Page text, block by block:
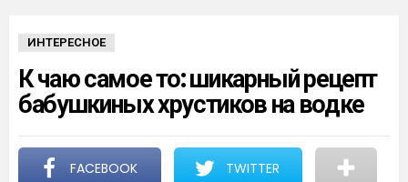
ИНТЕРЕСНОЕ
К чаю самое то: шикарный рецепт
бабушкиных хрустиков на водке
FACEBOOK TWITTER